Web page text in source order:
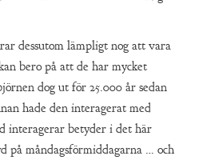
dessutom lämpligt nog att vara
bero på att de har mycket
dog ut för 25.000 år sedan
hade den interagerat med
interagerar betyder i det här
på måndagsförmiddagarna … och